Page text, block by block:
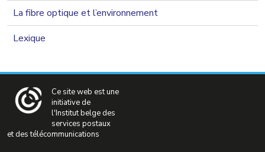
La fibre optique et l’environnement
Lexique
Ce site web est une
initiative de
l'Institut belge des
services postaux
et des télécommunications